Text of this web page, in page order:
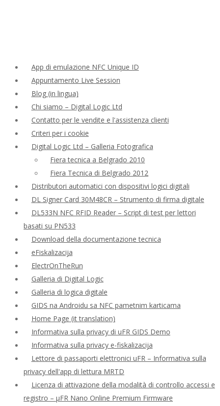
App di emulazione NFC Unique ID
Appuntamento Live Session
Blog (in lingua)
Chi siamo – Digital Logic Ltd
Contatto per le vendite e l'assistenza clienti
Criteri per i cookie
Digital Logic Ltd – Galleria Fotografica
Fiera tecnica a Belgrado 2010
Fiera Tecnica di Belgrado 2012
Distributori automatici con dispositivi logici digitali
DL Signer Card 30M48CR – Strumento di firma digitale
DL533N NFC RFID Reader – Script di test per lettori
basati su PN533
Download della documentazione tecnica
eFiskalizacija
ElectrOnTheRun
Galleria di Digital Logic
Galleria di logica digitale
GIDS na Androidu sa NFC pametnim karticama
Home Page (it translation)
Informativa sulla privacy di uFR GIDS Demo
Informativa sulla privacy e-fiskalizacija
Lettore di passaporti elettronici uFR – Informativa sulla
privacy dell'app di lettura MRTD
Licenza di attivazione della modalità di controllo accessi e
registro – μFR Nano Online Premium Firmware